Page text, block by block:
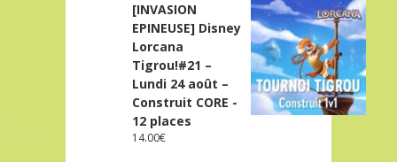
[INVASION
EPINEUSE] Disney
Lorcana
Tigrou!#21 –
Lundi 24 août –
Construit CORE -
12 places
14.00€